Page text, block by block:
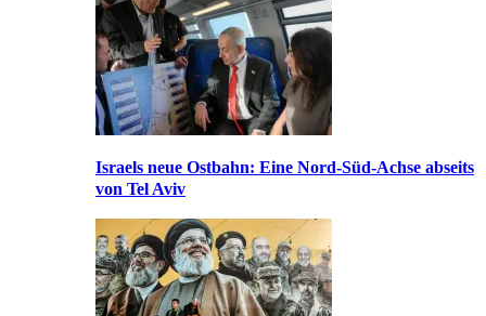
Israels neue Ostbahn: Eine Nord-Süd-Achse abseits
von Tel Aviv